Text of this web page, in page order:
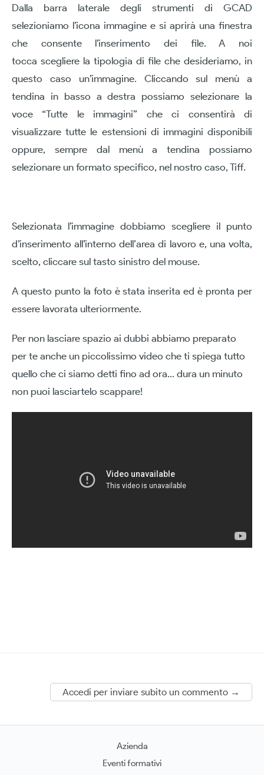
Dalla barra laterale degli strumenti di GCAD
selezioniamo l’icona immagine e si aprirà una finestra
che consente l’inserimento dei file. A noi
tocca scegliere la tipologia di file che desideriamo, in
questo caso un’immagine. Cliccando sul menù a
tendina in basso a destra possiamo selezionare la
voce “Tutte le immagini” che ci consentirà di
visualizzare tutte le estensioni di immagini disponibili
oppure, sempre dal menù a tendina possiamo
selezionare un formato specifico, nel nostro caso, Tiff.
Selezionata l’immagine dobbiamo scegliere il punto
d’inserimento all’interno dell’area di lavoro e, una volta,
scelto, cliccare sul tasto sinistro del mouse.
A questo punto la foto è stata inserita ed è pronta per
essere lavorata ulteriormente.
Per non lasciare spazio ai dubbi abbiamo preparato
per te anche un piccolissimo video che ti spiega tutto
quello che ci siamo detti fino ad ora… dura un minuto
non puoi lasciartelo scappare!
Accedi per inviare subito un commento →
Azienda
Eventi formativi